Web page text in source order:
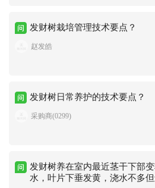
发财树栽培管理技术要点？
赵发皓
发财树日常养护的技术要点？
采购商(0299)
发财树养在室内最近茎干下部
水，叶片下垂发黄，浇水不多